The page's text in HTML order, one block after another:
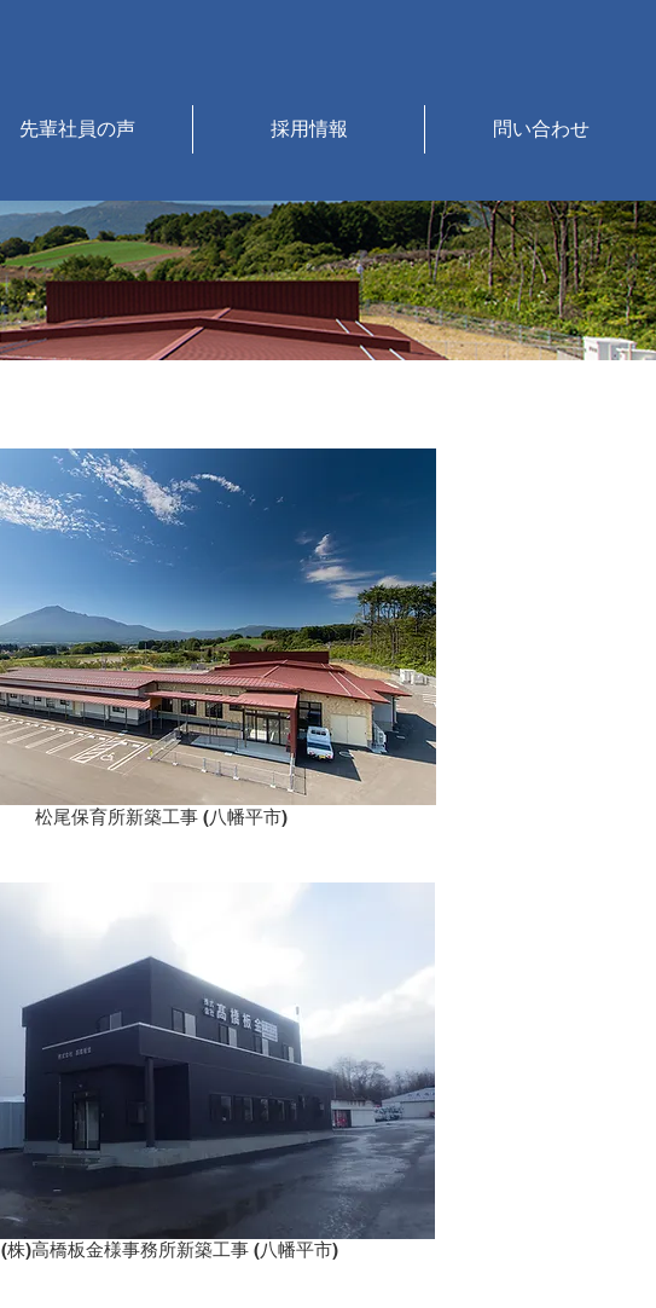
先輩社員の声 採用情報 問い合わせ
​​松尾保育所新築工事 (八幡平市)
(株)高橋板金様事務所新築工事 (八幡平市)